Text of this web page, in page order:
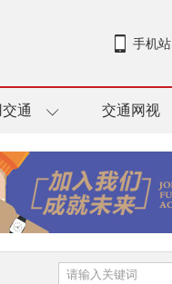
手机站
通 交通网视